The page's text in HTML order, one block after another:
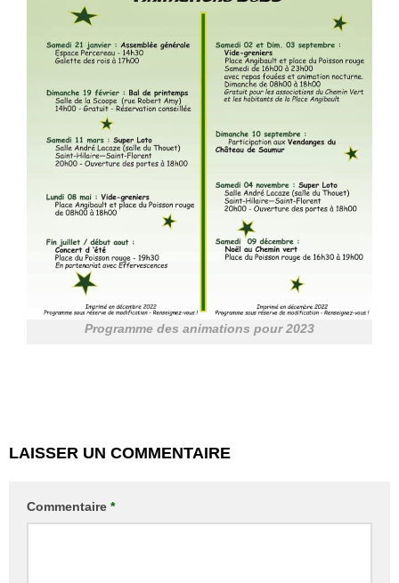
Programme des animations pour 2023
LAISSER UN COMMENTAIRE
Commentaire *